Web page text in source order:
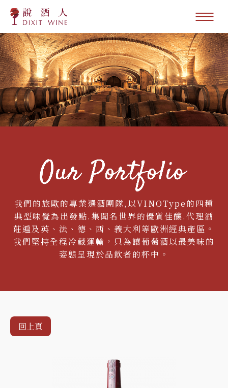
我們的旅歐的專業選酒團隊,以VINOType的四種
典型味覺為出發點.集聞名世界的優質佳釀.代理酒
莊遍及英、法、德、西、義大利等歐洲經典產區。
我們堅持全程冷藏運輸，只為讓葡萄酒以最美味的
姿態呈現於品飲者的杯中。
回上頁